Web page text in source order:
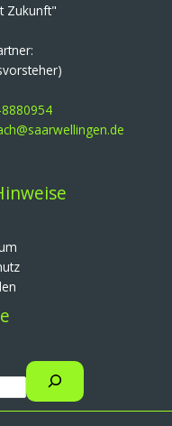
Zukunft"